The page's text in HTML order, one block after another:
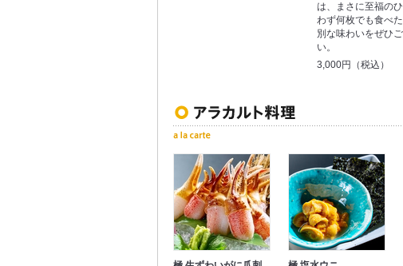
は、まさに至福の
わず何枚でも食べ
別な味わいをぜひ
い。
3,000円（税込）